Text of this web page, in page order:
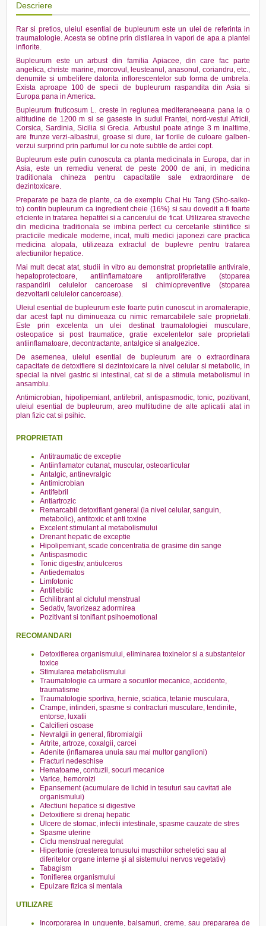
Descriere
Rar si pretios, uleiul esential de bupleurum este un ulei de referinta in
traumatologie. Acesta se obtine prin distilarea in vapori de apa a plantei
inflorite.
Bupleurum este un arbust din familia Apiacee, din care fac parte
angelica, christe marine, morcovul, leusteanul, anasonul, coriandru, etc.,
denumite si umbelifere datorita inflorescentelor sub forma de umbrela.
Exista aproape 100 de specii de bupleurum raspandita din Asia si
Europa pana in America.
Bupleurum fruticosum L. creste in regiunea mediteraneeana pana la o
altitudine de 1200 m si se gaseste in sudul Frantei, nord-vestul Africii,
Corsica, Sardinia, Sicilia si Grecia. Arbustul poate atinge 3 m inaltime,
are frunze verzi-albastrui, groase si dure, iar florile de culoare galben-
verzui surprind prin parfumul lor cu note subtile de ardei copt.
Bupleurum este putin cunoscuta ca planta medicinala in Europa, dar in
Asia, este un remediu venerat de peste 2000 de ani, in medicina
traditionala chineza pentru capacitatile sale extraordinare de
dezintoxicare.
Preparate pe baza de plante, ca de exemplu Chai Hu Tang (Sho-saiko-
to) contin bupleurum ca ingredient cheie (16%) si sau dovedit a fi foarte
eficiente in tratarea hepatitei si a cancerului de ficat. Utilizarea straveche
din medicina traditionala se imbina perfect cu cercetarile stiintifice si
practicile medicale moderne, incat, multi medici japonezi care practica
medicina alopata, utilizeaza extractul de buplevre pentru tratarea
afectiunilor hepatice.
Mai mult decat atat, studii in vitro au demonstrat proprietatile antivirale,
hepatoprotectoare, antiinflamatoare antiproliferative (stoparea
raspandirii celulelor canceroase si chimiopreventive (stoparea
dezvoltarii celulelor canceroase).
Uleiul esential de bupleurum este foarte putin cunoscut in aromaterapie,
dar acest fapt nu diminueaza cu nimic remarcabilele sale proprietati.
Este prin excelenta un ulei destinat traumatologiei musculare,
osteopatice si post traumatice, gratie excelentelor sale proprietati
antiinflamatoare, decontractante, antalgice si analgezice.
De asemenea, uleiul esential de bupleurum are o extraordinara
capacitate de detoxifiere si dezintoxicare la nivel celular si metabolic, in
special la nivel gastric si intestinal, cat si de a stimula metabolismul in
ansamblu.
Antimicrobian, hipolipemiant, antifebril, antispasmodic, tonic, pozitivant,
uleiul esential de bupleurum, areo multitudine de alte aplicatii atat in
plan fizic cat si psihic.
PROPRIETATI
Antitraumatic de exceptie
Antiinflamator cutanat, muscular, osteoarticular
Antalgic, antinevralgic
Antimicrobian
Antifebril
Antiartrozic
Remarcabil detoxifiant general (la nivel celular, sanguin,
metabolic), antitoxic et anti toxine
Excelent stimulant al metabolismului
Drenant hepatic de exceptie
Hipolipemiant, scade concentratia de grasime din sange
Antispasmodic
Tonic digestiv, antiulceros
Antiedematos
Limfotonic
Antiflebitic
Echilibrant al ciclulul menstrual
Sedativ, favorizeaz adormirea
Pozitivant si tonifiant psihoemotional
RECOMANDARI
Detoxifierea organismului, eliminarea toxinelor si a substantelor
toxice
Stimularea metabolismului
Traumatologie ca urmare a socurilor mecanice, accidente,
traumatisme
Traumatologie sportiva, hernie, sciatica, tetanie musculara,
Crampe, intinderi, spasme si contracturi musculare, tendinite,
entorse, luxatii
Calcifieri osoase
Nevralgii in general, fibromialgii
Artrite, artroze, coxalgii, carcei
Adenite (inflamarea unuia sau mai multor ganglioni)
Fracturi nedeschise
Hematoame, contuzii, socuri mecanice
Varice, hemoroizi
Epansement (acumulare de lichid in tesuturi sau cavitati ale
organismului)
Afectiuni hepatice si digestive
Detoxifiere si drenaj hepatic
Ulcere de stomac, infectii intestinale, spasme cauzate de stres
Spasme uterine
Ciclu menstrual neregulat
Hipertonie (cresterea tonusului muschilor scheletici sau al
diferitelor organe interne și al sistemului nervos vegetativ)
Tabagism
Tonifierea organismului
Epuizare fizica si mentala
UTILIZARE
Incorporarea in unguente, balsamuri, creme, sau prepararea de